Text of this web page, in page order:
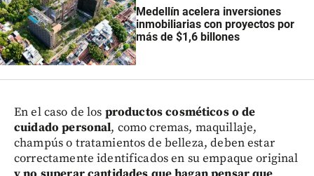
Medellín acelera inversiones
inmobiliarias con proyectos por
más de $1,6 billones
En el caso de los productos cosméticos o de
cuidado personal, como cremas, maquillaje,
champús o tratamientos de belleza, deben estar
correctamente identificados en su empaque original